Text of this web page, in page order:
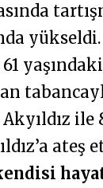
yükseldi.
ile
ateş